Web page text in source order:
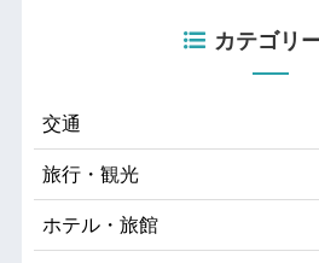
カテゴリ
交通
旅行・観光
ホテル・旅館